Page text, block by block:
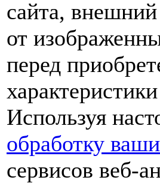
сайта,
от
перед
Используя
обработку
сервисов веб-